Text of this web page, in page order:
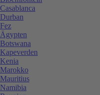
Casablanca
Durban
Fez
Ägypten
Botswana
Kapeverden
Kenia
Marokko
Mauritius
Namibia